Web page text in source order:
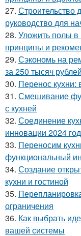
27. Строительство
руководство для
28. Уложить полы в
принципы и
29. Сэкономь на
за 250 тысяч рублей
30. Перенос
31. Смешивание
с кухней
32. Соединение
инновации 2024
33. Переносим
функциональный
34. Создание
кухни и гостиной
35.
ограничения
36. Как выбрать
вашей системы